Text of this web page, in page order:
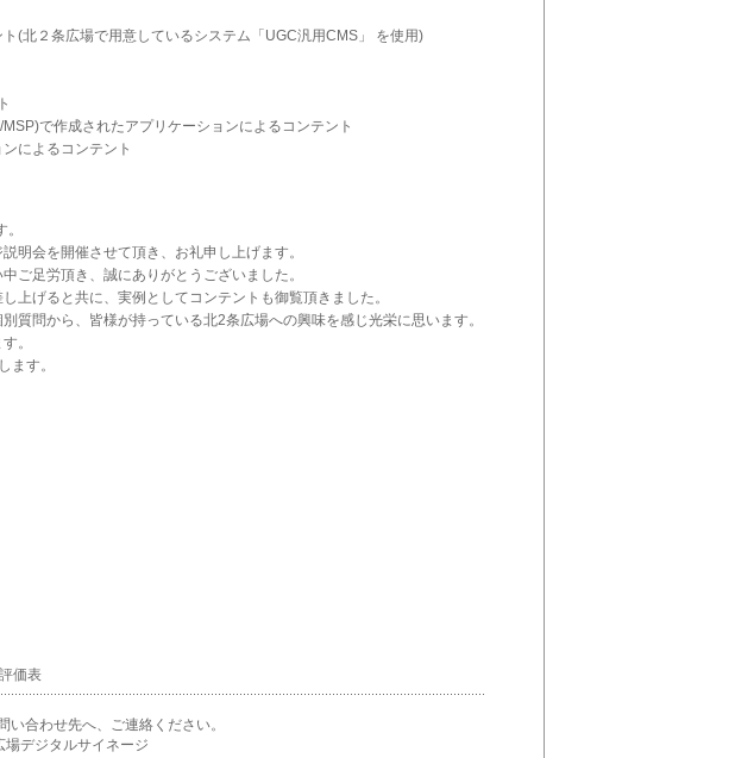
(北２条広場で用意しているシステム「UGC汎用CMS」 を使用)
で作成されたアプリケーションによるコンテント
によるコンテント
明会を開催させて頂き、お礼申し上げます。
ご足労頂き、誠にありがとうございました。
上げると共に、実例としてコンテントも御覧頂きました。
質問から、皆様が持っている北2条広場への興味を感じ光栄に思います。
。
ます。
価表
合わせ先へ、ご連絡ください。
場デジタルサイネージ